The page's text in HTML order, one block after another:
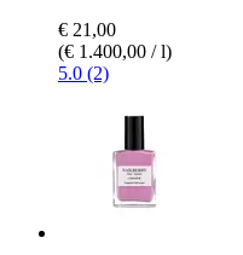
€ 21,00
(€ 1.400,00 / l)
5.0 (2)